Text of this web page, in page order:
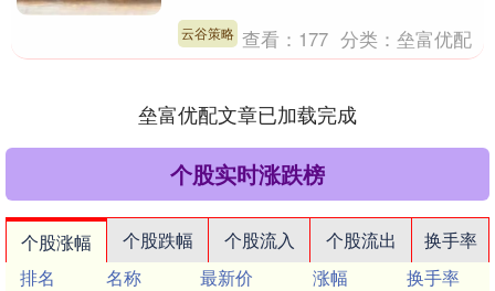
公告中提示，....
云谷策略 查看： 177 分类： 垒富优配
垒富优配文章已加载完成
个股实时涨跌榜
个股涨幅 个股跌幅 个股流入 个股流出
换手率
排名
名称 最新价 涨幅
换手率